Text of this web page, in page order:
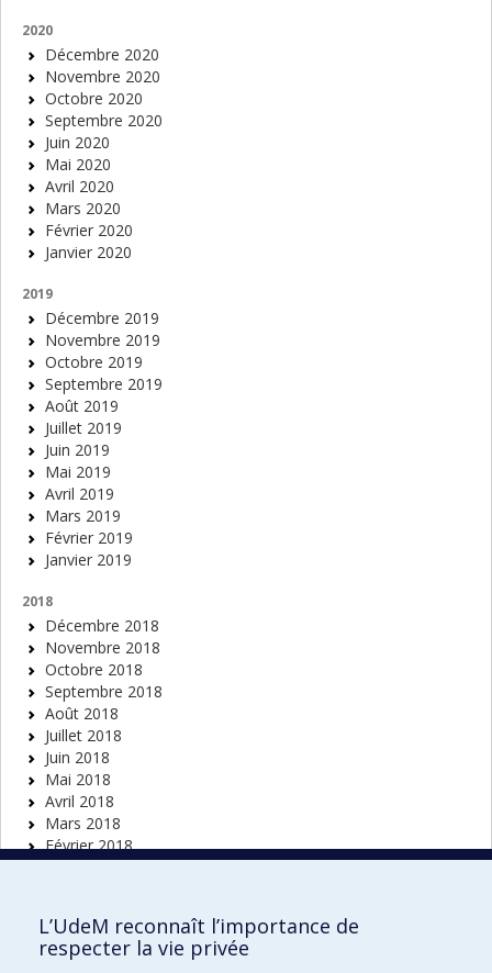
2020
Décembre 2020
Novembre 2020
Octobre 2020
Septembre 2020
Juin 2020
Mai 2020
Avril 2020
Mars 2020
Février 2020
Janvier 2020
2019
Décembre 2019
Novembre 2019
Octobre 2019
Septembre 2019
Août 2019
Juillet 2019
Juin 2019
Mai 2019
Avril 2019
Mars 2019
Février 2019
Janvier 2019
2018
Décembre 2018
Novembre 2018
Octobre 2018
Septembre 2018
Août 2018
Juillet 2018
Juin 2018
Mai 2018
Avril 2018
Mars 2018
Février 2018
Janvier 2018
Décembre 2017
Novembre 2017
L’UdeM reconnaît l’importance de
respecter la vie privée